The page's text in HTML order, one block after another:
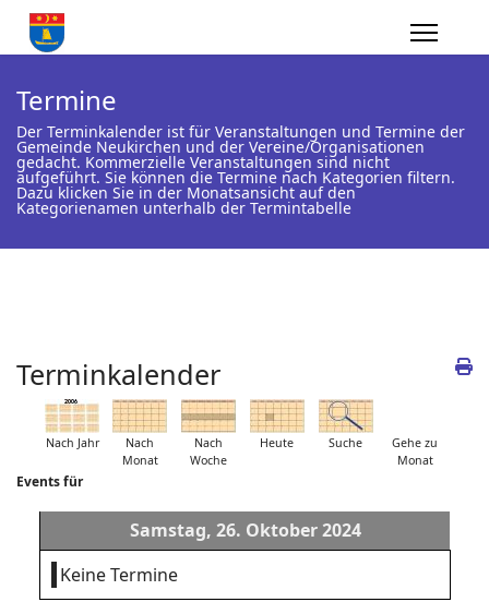
Termine
Der Terminkalender ist für Veranstaltungen und Termine der
Gemeinde Neukirchen und der Vereine/Organisationen
gedacht. Kommerzielle Veranstaltungen sind nicht
aufgeführt. Sie können die Termine nach Kategorien filtern.
Dazu klicken Sie in der Monatsansicht auf den
Kategorienamen unterhalb der Termintabelle
Terminkalender
Nach Jahr
Nach
Monat
Nach
Woche
Heute Suche
Gehe zu
Monat
Events für
Samstag, 26. Oktober 2024
Keine Termine